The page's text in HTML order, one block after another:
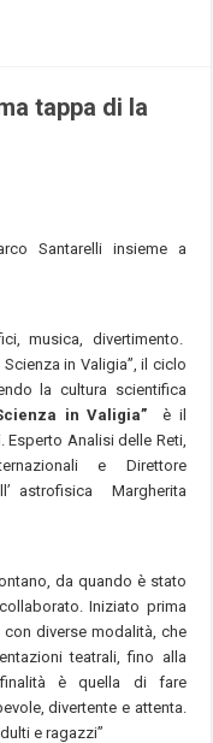
tappa di la
Santarelli insieme a
musica, divertimento.
Scienza in Valigia”, il ciclo
la cultura scientifica
in Valigia” è il
Analisi delle Reti,
e Direttore
astrofisica Margherita
da quando è stato
Iniziato prima
diverse modalità, che
teatrali, fino alla
è quella di fare
divertente e attenta.
e ragazzi”